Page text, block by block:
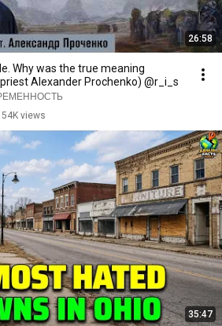
26:58
Why was the true meaning
Alexander Prochenko) @r_i_s
54K views
35:47